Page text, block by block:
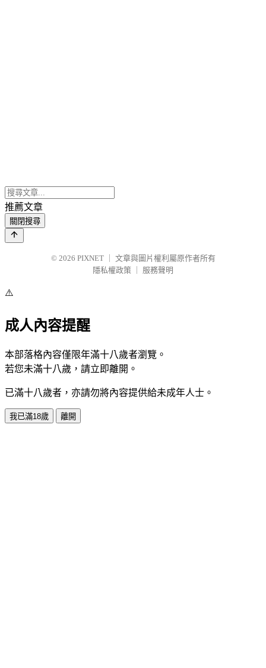
推薦文章
關閉搜尋
© 2026 PIXNET
文章與圖片權利屬原作者所有
隱私權政策
服務聲明
⚠️
成人內容提醒
本部落格內容僅限年滿十八歲者瀏覽。
若您未滿十八歲，請立即離開。
已滿十八歲者，亦請勿將內容提供給未成年人士。
我已滿18歲 離開